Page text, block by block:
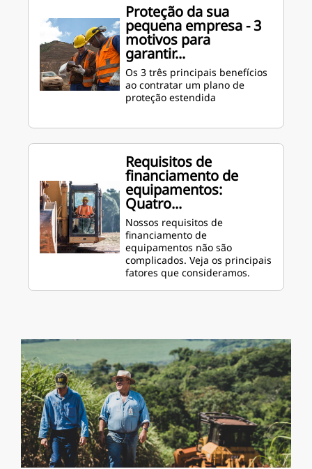
Proteção da sua
pequena empresa - 3
motivos para
garantir...
Os 3 três principais benefícios
ao contratar um plano de
proteção estendida
Requisitos de
financiamento de
equipamentos:
Quatro...
Nossos requisitos de
financiamento de
equipamentos não são
complicados. Veja os principais
fatores que consideramos.